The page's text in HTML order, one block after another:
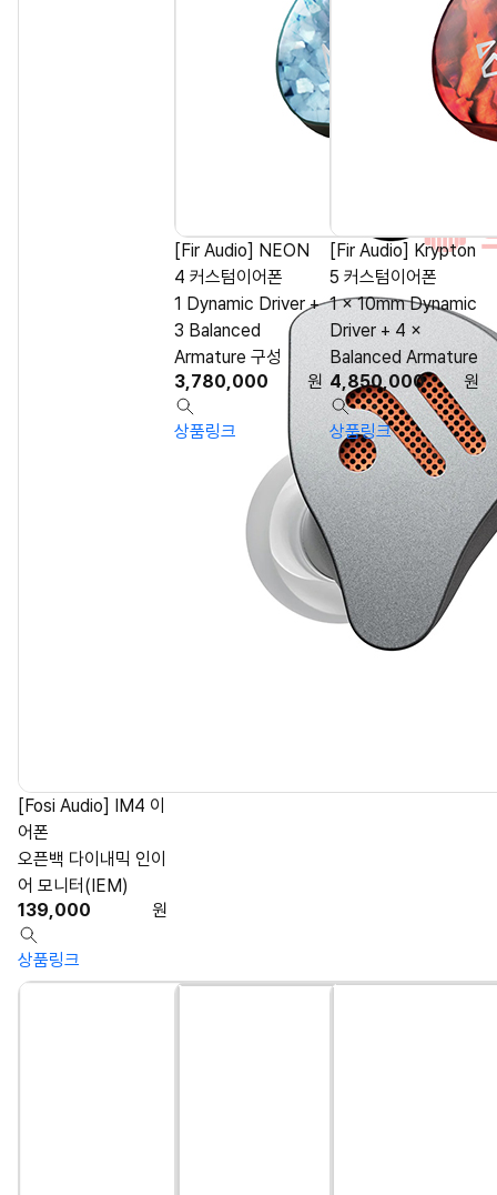
[Fosi Audio] IM4 이
어폰
오픈백 다이내믹 인이
어 모니터(IEM)
139,000
원
상품링크
[Fir Audio] NEON
4 커스텀이어폰
1 Dynamic Driver +
3 Balanced
Armature 구성
3,780,000
원
상품링크
[Fir Audio] Krypton
5 커스텀이어폰
1 × 10mm Dynamic
Driver + 4 ×
Balanced Armature
4,850,000
원
상품링크